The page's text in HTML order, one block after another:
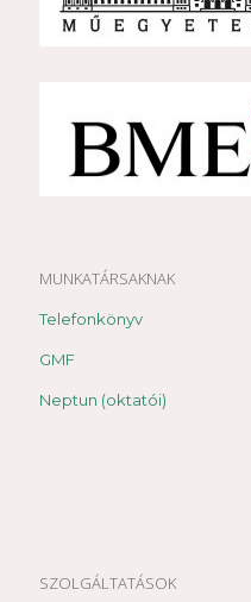
MUNKATÁRSAKNAK
Telefonkönyv
GMF
Neptun (oktatói)
SZOLGÁLTATÁSOK